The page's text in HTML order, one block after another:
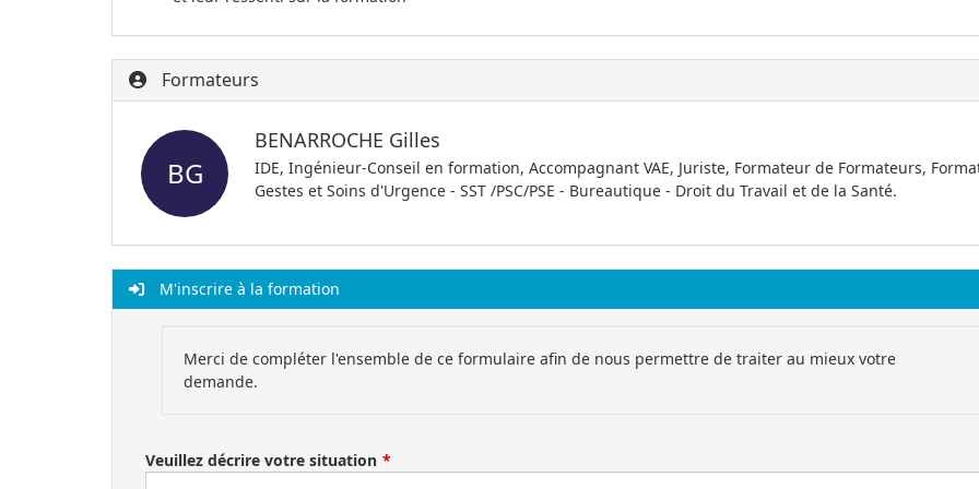
Formateurs
BG
BENARROCHE Gilles
IDE, Ingénieur-Conseil en formation, Accompagnant VAE, Juriste, Formateur de Formateurs,
Gestes et Soins d'Urgence - SST /PSC/PSE - Bureautique - Droit du Travail et de la Santé.
M'inscrire à la formation
Merci de compléter l'ensemble de ce formulaire afin de nous permettre de traiter au mieux votre
demande.
Veuillez décrire votre situation